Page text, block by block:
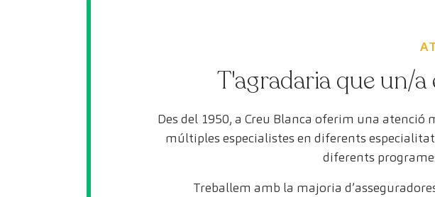
T'agradaria que un/a
Des del 1950, a Creu Blanca oferim una
múltiples especialistes en diferents
diferents
Treballem amb la majoria